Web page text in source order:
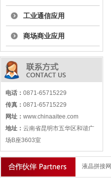
工业通信应用
商场商业应用
电话： 0871-65715229
传真： 0871-65715229
网址： www.chinaaitee.com
地址： 云南省昆明市五华区和谐广
场B座3603室
液晶拼接网